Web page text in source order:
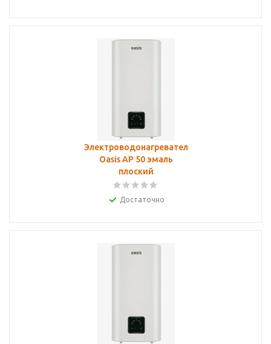
Электроводонагреватель
Oasis AP 50 эмаль
плоский
Достаточно